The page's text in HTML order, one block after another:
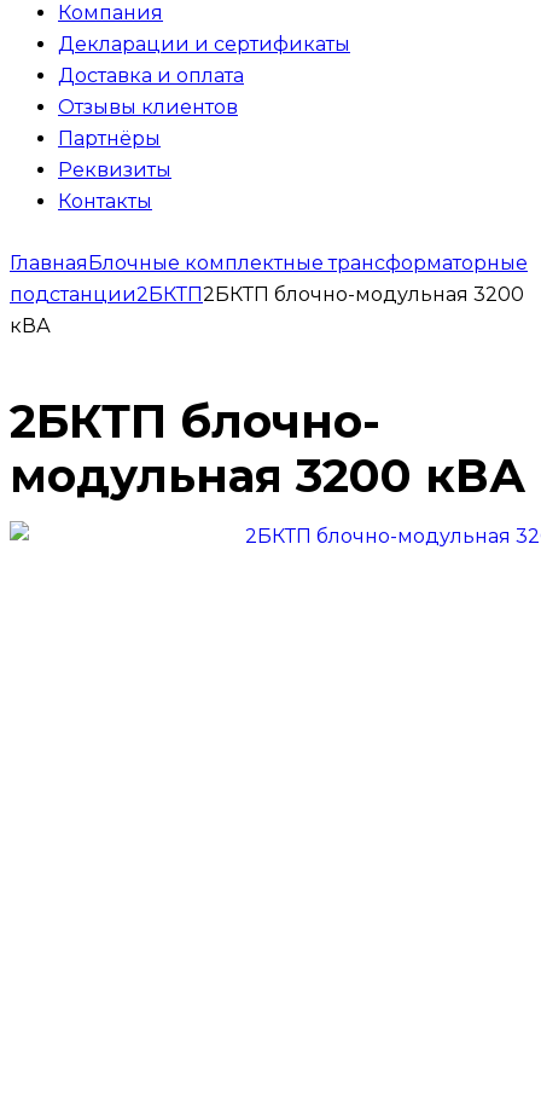
Компания
Декларации и сертификаты
Доставка и оплата
Отзывы клиентов
Партнёры
Реквизиты
Контакты
Главная Блочные комплектные трансформаторные
подстанции2БКТП2БКТП блочно-модульная 3200
кВА
2БКТП блочно-
модульная 3200 кВА